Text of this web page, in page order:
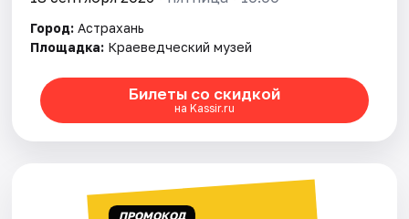
Город: Астрахань
Площадка: Краеведческий музей
Билеты со скидкой
на Kassir.ru
ПРОМОКОД